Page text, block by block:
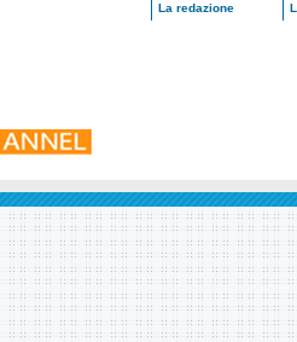
La redazione